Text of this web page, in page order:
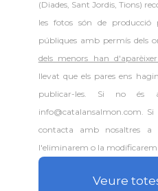
(Diades, Sant Jordis, Tions)
les fotos són de producció
públiques amb permís dels
dels menors han
llevat que els pares ens
publicar-les. Si no és
info@catalansalmon.com.
contacta amb nosaltres a
l'eliminarem o la
Veure